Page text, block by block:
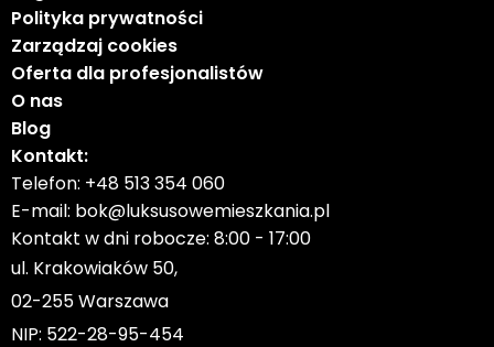
Polityka prywatności
Zarządzaj cookies
Oferta dla profesjonalistów
O nas
Blog
Kontakt:
Telefon: +48 513 354 060
E-mail: bok@luksusowemieszkania.pl
Kontakt w dni robocze: 8:00 - 17:00
ul. Krakowiaków 50,
02-255 Warszawa
NIP: 522-28-95-454